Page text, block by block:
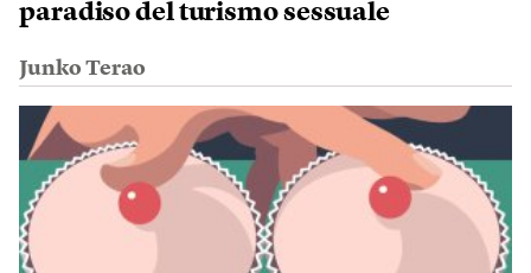
paradiso del turismo sessuale
Junko Terao